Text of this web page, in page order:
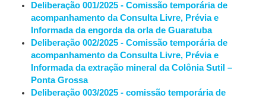
Deliberação 001/2025 - Comissão temporária de
acompanhamento da Consulta Livre, Prévia e
Informada da engorda da orla de Guaratuba
Deliberação 002/2025 - Comissão temporária de
acompanhamento da Consulta Livre, Prévia e
Informada da extração mineral da Colônia Sutil –
Ponta Grossa
Deliberação 003/2025 - comissão temporária de